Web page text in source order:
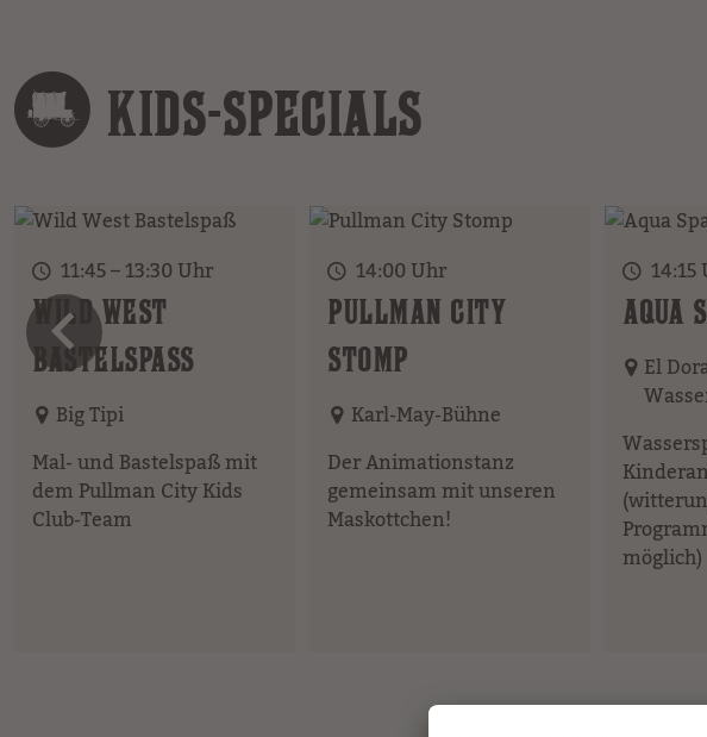
KIDS-SPECIALS
11:45 – 13:30 Uhr
WILD WEST
BASTELSPASS
Big Tipi
Mal- und Bastelspaß mit
dem Pullman City Kids
Club-Team
14:00 Uhr
PULLMAN CITY
STOMP
Karl-May-Bühne
Der Animationstanz
gemeinsam mit unseren
Maskottchen!
AQUA
El
möglich)
vorheriges